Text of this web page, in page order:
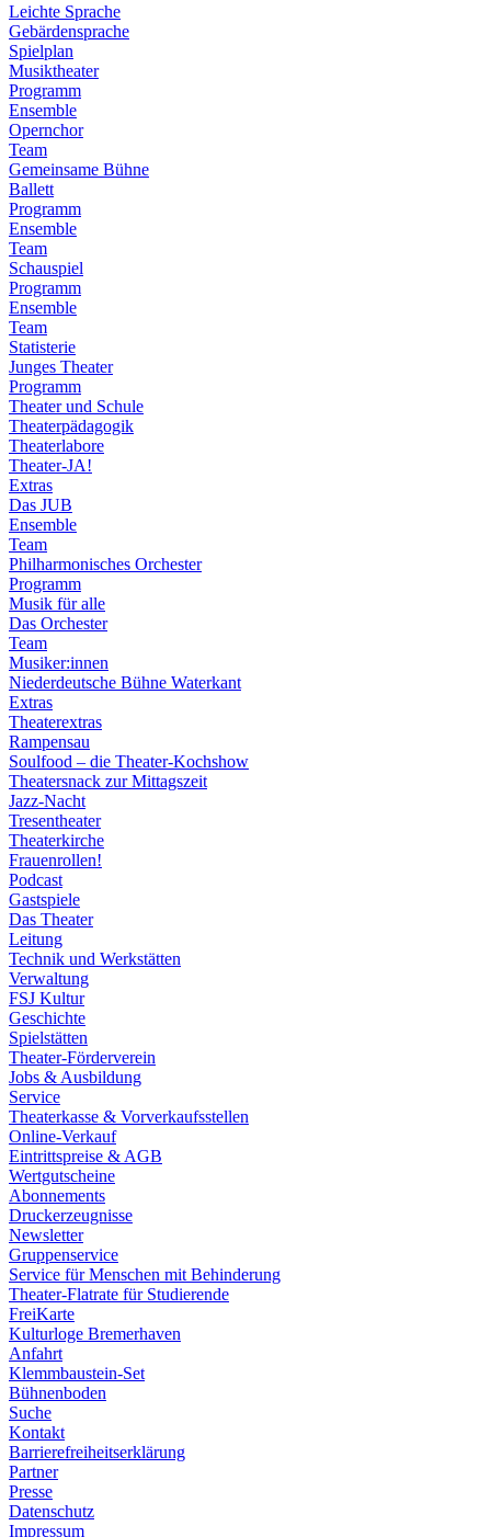
Leichte Sprache
Gebärdensprache
Spielplan
Musiktheater
Programm
Ensemble
Opernchor
Team
Gemeinsame Bühne
Ballett
Programm
Ensemble
Team
Schauspiel
Programm
Ensemble
Team
Statisterie
Junges Theater
Programm
Theater und Schule
Theaterpädagogik
Theaterlabore
Theater-JA!
Extras
Das JUB
Ensemble
Team
Philharmonisches Orchester
Programm
Musik für alle
Das Orchester
Team
Musiker:innen
Niederdeutsche Bühne Waterkant
Extras
Theaterextras
Rampensau
Soulfood – die Theater-Kochshow
Theatersnack zur Mittagszeit
Jazz-Nacht
Tresentheater
Theaterkirche
Frauenrollen!
Podcast
Gastspiele
Das Theater
Leitung
Technik und Werkstätten
Verwaltung
FSJ Kultur
Geschichte
Spielstätten
Theater-Förderverein
Jobs & Ausbildung
Service
Theaterkasse & Vorverkaufsstellen
Online-Verkauf
Eintrittspreise & AGB
Wertgutscheine
Abonnements
Druckerzeugnisse
Newsletter
Gruppenservice
Service für Menschen mit Behinderung
Theater-Flatrate für Studierende
FreiKarte
Kulturloge Bremerhaven
Anfahrt
Klemmbaustein-Set
Bühnenboden
Suche
Kontakt
Barrierefreiheitserklärung
Partner
Presse
Datenschutz
Impressum